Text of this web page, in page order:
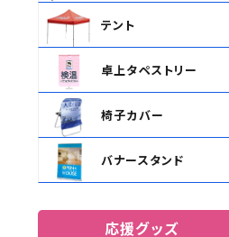
テント
卓上タペストリー
椅子カバー
バナースタンド
応援グッズ